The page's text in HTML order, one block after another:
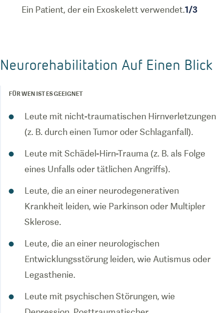
Ein Patient, der ein Exoskelett verwendet.1/3
Neurorehabilitation Auf Einen Blick
FÜR WEN IST ES GEEIGNET
Leute mit nicht-traumatischen Hirnverletzungen
(z. B. durch einen Tumor oder Schlaganfall).
Leute mit Schädel-Hirn-Trauma (z. B. als Folge
eines Unfalls oder tätlichen Angriffs).
Leute, die an einer neurodegenerativen
Krankheit leiden, wie Parkinson oder Multipler
Sklerose.
Leute, die an einer neurologischen
Entwicklungsstörung leiden, wie Autismus oder
Legasthenie.
Leute mit psychischen Störungen, wie